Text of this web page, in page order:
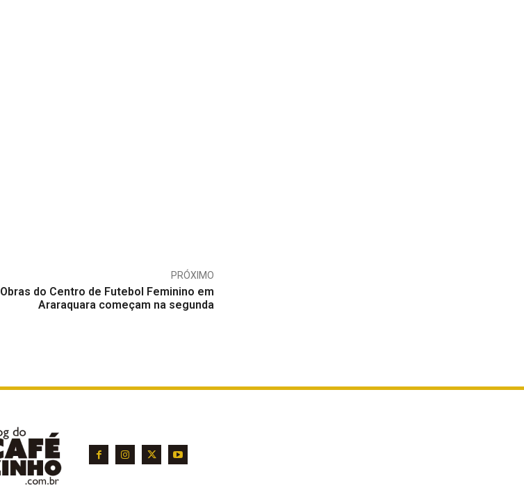
PRÓXIMO
Obras do Centro de Futebol Feminino em
Araraquara começam na segunda